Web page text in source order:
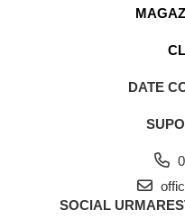
DATE
SOCIAL